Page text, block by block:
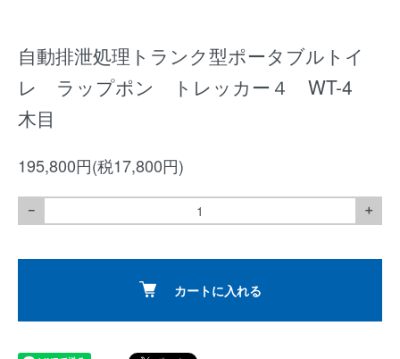
自動排泄処理トランク型ポータブルトイ
レ ラップポン トレッカー４ WT-4
木目
195,800円(税17,800円)
－ ＋
カートに入れる